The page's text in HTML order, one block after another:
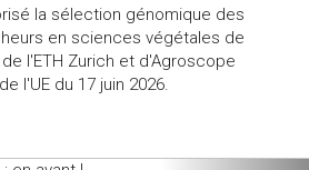
la sélection génomique des
en sciences végétales de
l'ETH Zurich et d'Agroscope
l'UE du 17 juin 2026.